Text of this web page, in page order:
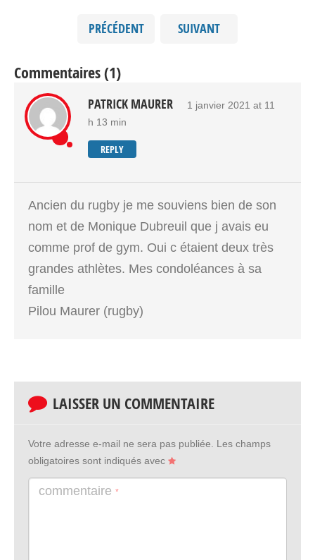
PRÉCÉDENT SUIVANT
Commentaires (1)
PATRICK MAURER
1 janvier 2021 at 11
h 13 min
REPLY
Ancien du rugby je me souviens bien de son
nom et de Monique Dubreuil que j avais eu
comme prof de gym. Oui c étaient deux très
grandes athlètes. Mes condoléances à sa
famille
Pilou Maurer (rugby)
LAISSER UN COMMENTAIRE
Votre adresse e-mail ne sera pas publiée. Les champs
obligatoires sont indiqués avec
commentaire *